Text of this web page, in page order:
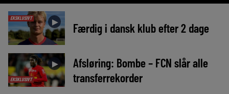
EKSKLUSIVT ► Færdig i dansk klub efter 2 dage
EKSKLUSIVT
►
Afsløring: Bombe – FCN slår alle
transferrekorder